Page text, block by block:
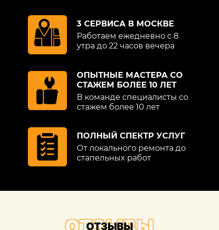
3 СЕРВИСА В МОСКВЕ
Работаем ежедневно с 8
утра до 22 часов вечера
ОПЫТНЫЕ МАСТЕРА СО
СТАЖЕМ БОЛЕЕ 10 ЛЕТ
В команде специалисты со
стажем более 10 лет
ПОЛНЫЙ СПЕКТР УСЛУГ
От локального ремонта до
стапельных работ
ОТЗЫВЫ